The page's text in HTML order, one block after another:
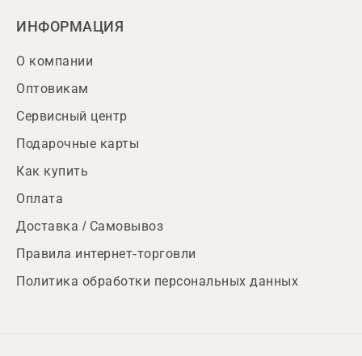
ИНФОРМАЦИЯ
О компании
Оптовикам
Сервисный центр
Подарочные карты
Как купить
Оплата
Доставка / Самовывоз
Правила интернет-торговли
Политика обработки персональных данных